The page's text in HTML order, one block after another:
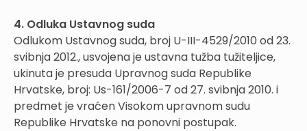
4. Odluka Ustavnog suda
Odlukom Ustavnog suda, broj U-III-4529/2010 od 23.
svibnja 2012., usvojena je ustavna tužba tužiteljice,
ukinuta je presuda Upravnog suda Republike
Hrvatske, broj: Us-161/2006-7 od 27. svibnja 2010. i
predmet je vraćen Visokom upravnom sudu
Republike Hrvatske na ponovni postupak.